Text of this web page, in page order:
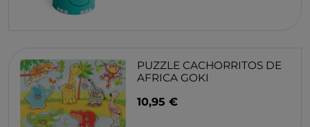
PUZZLE CACHORRITOS DE
AFRICA GOKI
10,95 €